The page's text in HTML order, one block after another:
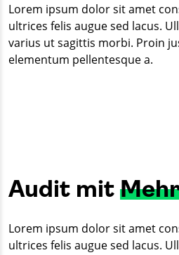
Lorem ipsum dolor sit amet
ultrices felis augue sed lacus.
varius ut sagittis morbi. Proin
elementum pellentesque a.
Audit mit
Lorem ipsum dolor sit amet
ultrices felis augue sed lacus.